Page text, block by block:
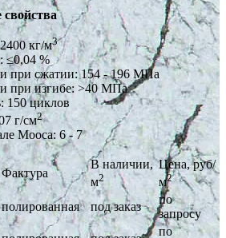
кг/м3
≤0,04 %
при сжатии: 154 - 196 МПа
при изгибе: >40 МПа
150 циклов
г/см2
Мооса: 6 - 7
Фактура
В наличии,
м2
Цена, руб/
м2
полированная под заказ
по
запросу
по